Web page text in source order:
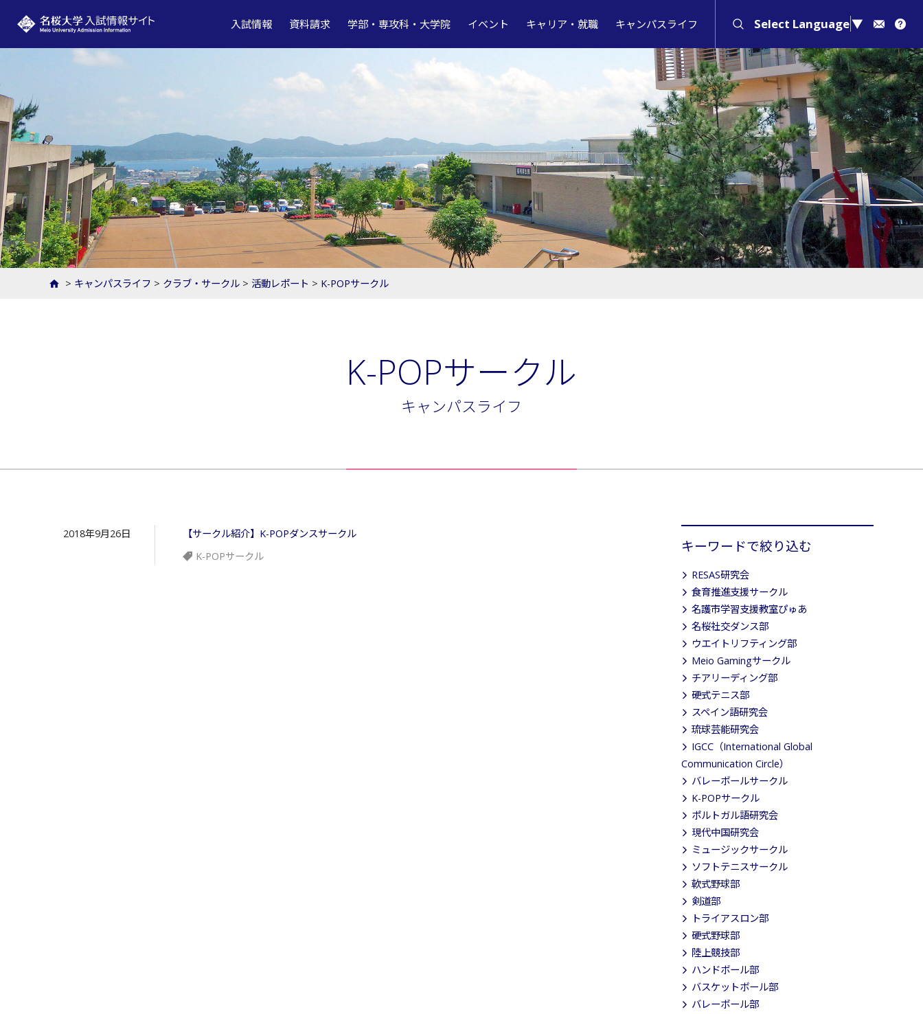
名桜大学 入試情報サイト
入試情報 資料請求 学部・専攻科・大学院 イベント キャリア・就職 キャンパスライフ Select Language▼
> キャンパスライフ > クラブ・サークル > 活動レポート > K-POPサークル
K-POPサークル
キャンパスライフ
2018年9月26日
【サークル紹介】K-POPダンスサークル
K-POPサークル
キーワードで絞り込む
RESAS研究会
食育推進支援サークル
名護市学習支援教室ぴゅあ
名桜社交ダンス部
ウエイトリフティング部
Meio Gamingサークル
チアリーディング部
硬式テニス部
スペイン語研究会
琉球芸能研究会
IGCC（International Global
Communication Circle）
バレーボールサークル
K-POPサークル
ポルトガル語研究会
現代中国研究会
ミュージックサークル
ソフトテニスサークル
軟式野球部
剣道部
トライアスロン部
硬式野球部
陸上競技部
ハンドボール部
バスケットボール部
バレーボール部